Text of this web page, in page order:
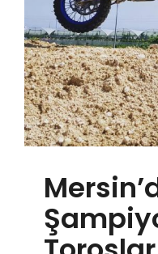
EĞİTİM
KÜLTÜR SANAT
SPOR